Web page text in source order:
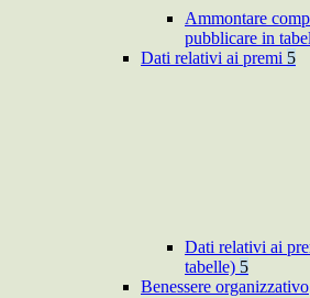
Ammontare
pubblicare in
Dati relativi ai premi 5
Dati relativi ai
tabelle) 5
Benessere organizzativo